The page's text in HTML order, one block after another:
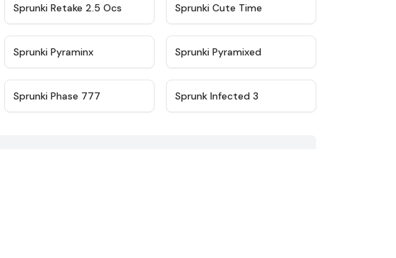
★
Sprunki Retake 2.5 Ocs Sprunki Cute Time
Sprunki Pyraminx Sprunki Pyramixed
Sprunki Phase 777 Sprunk Infected 3